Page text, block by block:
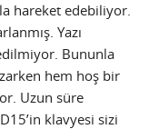
hareket edebiliyor.
Yazı
Bununla
hem hoş bir
Uzun süre
klavyesi sizi